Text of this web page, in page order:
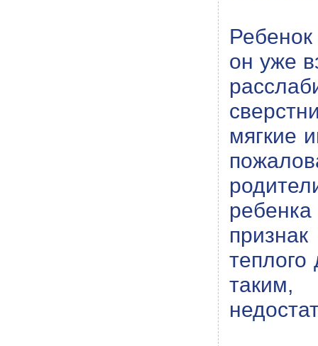
Ребенок
он уже
мягкие
таким,